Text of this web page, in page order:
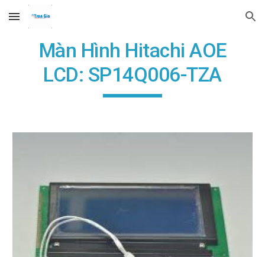
Skip to main content Skip to navigation
Màn Hình Hitachi AOE
LCD: SP14Q006-TZA